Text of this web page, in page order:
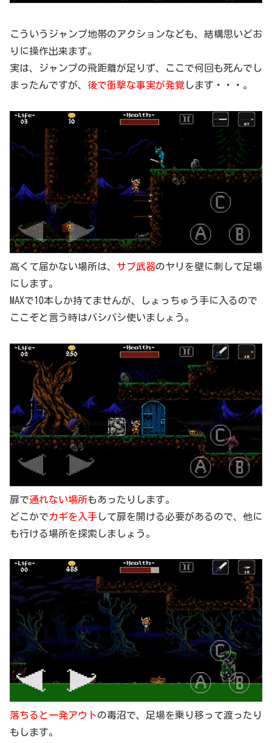
こういうジャンプ地帯のアクションなども、結構思いどお
りに操作出来ます。
実は、ジャンプの飛距離が足りず、ここで何回も死んでし
まったんですが、 後で衝撃な事実が発覚 します・・・。
高くて届かない場所は、 サブ武器のヤリを壁に刺して足場
にします。
MAXで10本しか持てませんが、しょっちゅう手に入るので
ここぞと言う時はバシバシ使いましょう。
扉で通れない場所もあったりします。
どこかでカギを入手して扉を開ける必要があるので、他に
も行ける場所を探索しましょう。
落ちると一発アウトの毒沼で、足場を乗り移って渡ったり
もします。